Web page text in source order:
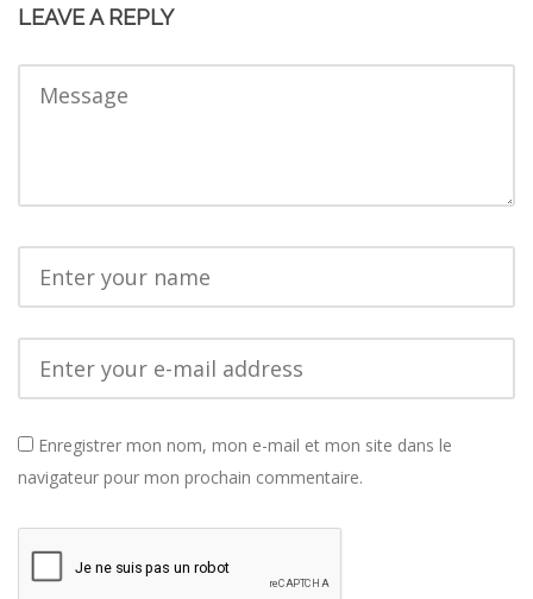
LEAVE A REPLY
Enregistrer mon nom, mon e-mail et mon site dans le
navigateur pour mon prochain commentaire.